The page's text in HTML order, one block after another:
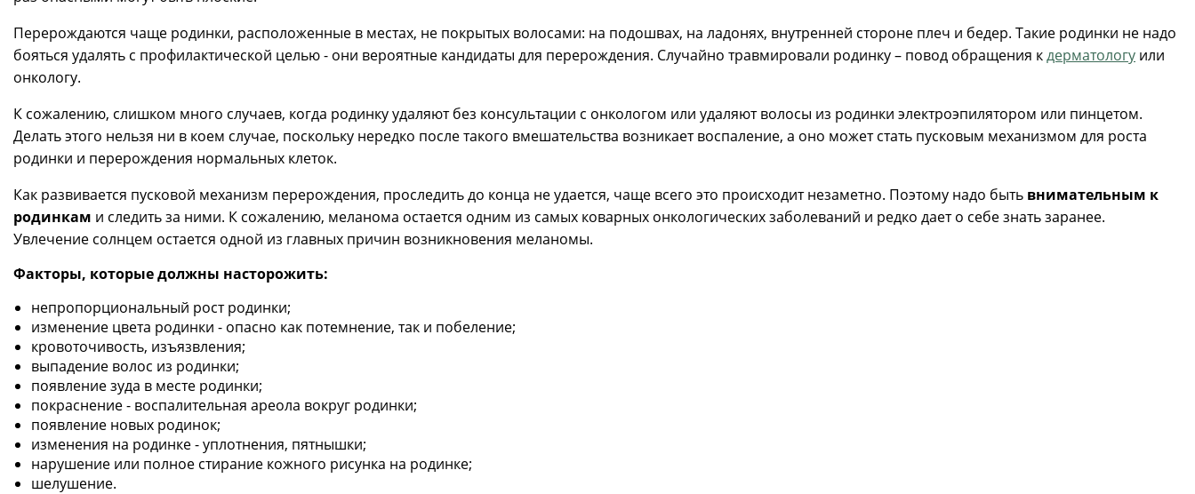
Перерождаются чаще родинки, расположенные в местах, не покрытых волосами: на подошвах, на ладонях, внутренней стороне плеч и бедер. Такие родинки не надо
бояться удалять с профилактической целью - они вероятные кандидаты для перерождения. Случайно травмировали родинку – повод обращения кдерматологу или
онкологу.
К сожалению, слишком много случаев, когда родинку удаляют без консультации с онкологом или удаляют волосы из родинки электроэпилятором или пинцетом.
Делать этого нельзя ни в коем случае, поскольку нередко после такого вмешательства возникает воспаление, а оно может стать пусковым механизмом для роста
родинки и перерождения нормальных клеток.
Как развивается пусковой механизм перерождения, проследить до конца не удается, чаще всего это происходит незаметно. Поэтому надо быть внимательным к
родинкам и следить за ними. К сожалению, меланома остается одним из самых коварных онкологических заболеваний и редко дает о себе знать заранее.
Увлечение солнцем остается одной из главных причин возникновения меланомы.
Факторы, которые должны насторожить:
непропорциональный рост родинки;
изменение цвета родинки - опасно как потемнение, так и побеление;
кровоточивость, изъязвления;
выпадение волос из родинки;
появление зуда в месте родинки;
покраснение - воспалительная ареола вокруг родинки;
появление новых родинок;
изменения на родинке - уплотнения, пятнышки;
нарушение или полное стирание кожного рисунка на родинке;
шелушение.